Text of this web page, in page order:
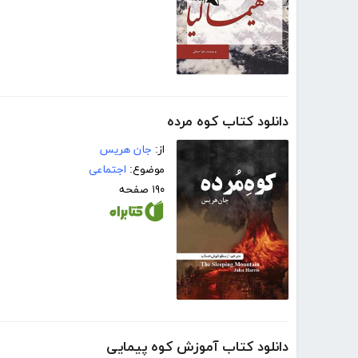
دانلود کتاب کوه مرده
از: جان هریس
موضوع: اجتماعی
۱۹۰ صفحه
دانلود کتاب آموزش کوه پیمایی